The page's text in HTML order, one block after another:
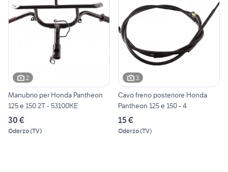
2
Manubrio per Honda Pantheon
125 e 150 2T - 53100KE
30 €
Oderzo(TV)
3
Cavo freno posteriore Honda
Pantheon 125 e 150 - 4
15 €
Oderzo(TV)